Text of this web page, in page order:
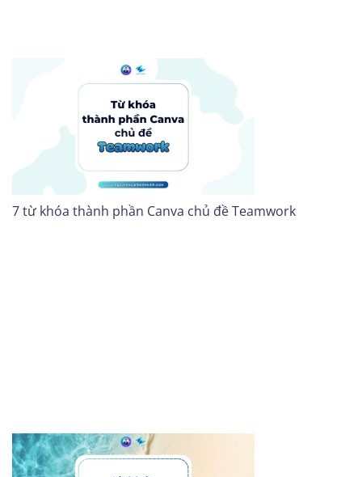
7 từ khóa thành phần Canva chủ đề Teamwork